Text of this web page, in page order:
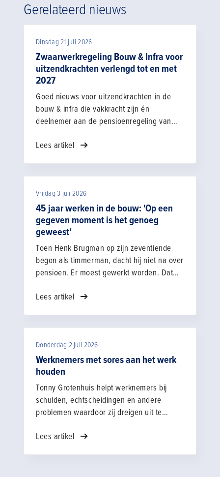
Gerelateerd nieuws
Dinsdag 21 juli 2026
Zwaarwerkregeling Bouw & Infra voor
uitzendkrachten verlengd tot en met
2027
Goed nieuws voor uitzendkrachten in de
bouw & infra die vakkracht zijn én
deelnemer aan de pensioenregeling van
Infra is voor uitzendkrachten met één jaar
Lees artikel
Vrijdag 3 juli 2026
45 jaar werken in de bouw: 'Op een
gegeven moment is het genoeg
geweest'
Toen Henk Brugman op zijn zeventiende
begon als timmerman, dacht hij niet na over
pensioen. Er moest gewerkt worden. Dat
merkte dat zijn lichaam steeds vaker aangaf
"Wat vroeger vanzelf ging, kost ineens
meer moeite." Na ruim 33 jaar bij
Gebroeders Snellen Sloopwerken besloot hij
gebruik te maken van de
zwaarwerkregeling.
Lees artikel
Donderdag 2 juli 2026
Werknemers met sores aan het werk
houden
Tonny Grotenhuis helpt werknemers bij
schulden, echtscheidingen en andere
problemen waardoor zij dreigen uit te
Social Support probeert Tonny orde in de
Lees artikel